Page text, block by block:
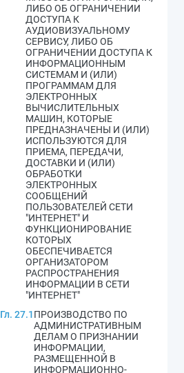
ЛИБО ОБ ОГРАНИЧЕНИИ
ДОСТУПА К
АУДИОВИЗУАЛЬНОМУ
СЕРВИСУ, ЛИБО ОБ
ОГРАНИЧЕНИИ ДОСТУПА К
ИНФОРМАЦИОННЫМ
СИСТЕМАМ И (ИЛИ)
ПРОГРАММАМ ДЛЯ
ЭЛЕКТРОННЫХ
ВЫЧИСЛИТЕЛЬНЫХ
МАШИН, КОТОРЫЕ
ПРЕДНАЗНАЧЕНЫ И (ИЛИ)
ИСПОЛЬЗУЮТСЯ ДЛЯ
ПРИЕМА, ПЕРЕДАЧИ,
ДОСТАВКИ И (ИЛИ)
ОБРАБОТКИ
ЭЛЕКТРОННЫХ
СООБЩЕНИЙ
ПОЛЬЗОВАТЕЛЕЙ СЕТИ
"ИНТЕРНЕТ" И
ФУНКЦИОНИРОВАНИЕ
КОТОРЫХ
ОБЕСПЕЧИВАЕТСЯ
ОРГАНИЗАТОРОМ
РАСПРОСТРАНЕНИЯ
ИНФОРМАЦИИ В СЕТИ
"ИНТЕРНЕТ"
Гл. 27.1ПРОИЗВОДСТВО ПО
АДМИНИСТРАТИВНЫМ
ДЕЛАМ О ПРИЗНАНИИ
ИНФОРМАЦИИ,
РАЗМЕЩЕННОЙ В
ИНФОРМАЦИОННО-